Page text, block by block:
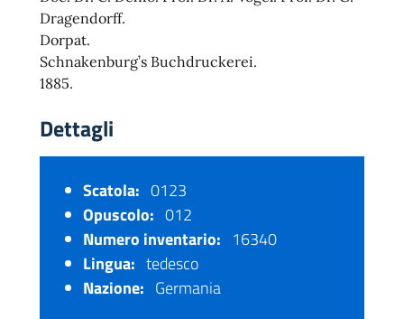
Dragendorff.
Dorpat.
Schnakenburg’s Buchdruckerei.
1885.
Dettagli
Scatola: 0123
Opuscolo: 012
Numero inventario: 16340
Lingua: tedesco
Nazione: Germania